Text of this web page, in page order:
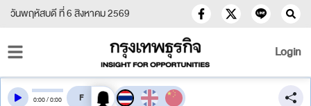
วันพฤหัสบดี ที่ 6 สิงหาคม 2569
Login
0:00/0:00 สลับเสียงอ่าน